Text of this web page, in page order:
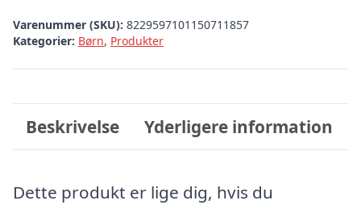
Varenummer (SKU): 8229597101150711857
Kategorier: Børn, Produkter
Beskrivelse Yderligere information
Dette produkt er lige dig, hvis du